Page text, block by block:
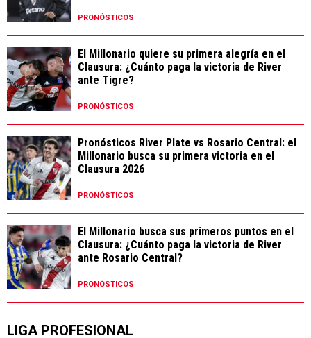
PRONÓSTICOS
El Millonario quiere su primera alegría en el
Clausura: ¿Cuánto paga la victoria de River
ante Tigre?
PRONÓSTICOS
Pronósticos River Plate vs Rosario Central: el
Millonario busca su primera victoria en el
Clausura 2026
PRONÓSTICOS
El Millonario busca sus primeros puntos en el
Clausura: ¿Cuánto paga la victoria de River
ante Rosario Central?
PRONÓSTICOS
LIGA PROFESIONAL